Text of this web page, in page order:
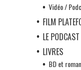
Vidéo /
FILM
LE
LIVRES
BD et